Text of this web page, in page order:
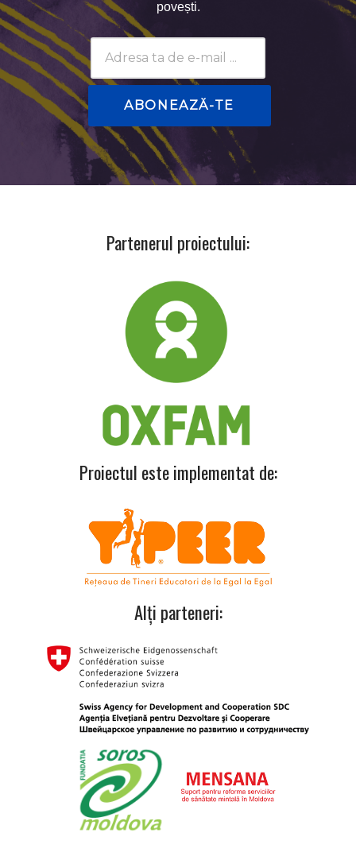
povești.
Subscribtion
Email
Partenerul proiectului:
Proiectul este implementat de:
Alți parteneri: